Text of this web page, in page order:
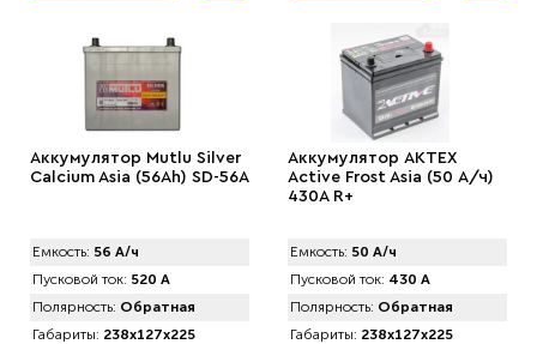
Аккумулятор Mutlu Silver
Calcium Asia (56Ah) SD-56A
Емкость: 56 А/ч
Пусковой ток: 520 А
Полярность: Обратная
Габариты: 238x127x225
Аккумулятор AKTEX
Active Frost Asia (50 А/ч)
430A R+
Емкость: 50 А/ч
Пусковой ток: 430 А
Полярность: Обратная
Габариты: 238x127x225